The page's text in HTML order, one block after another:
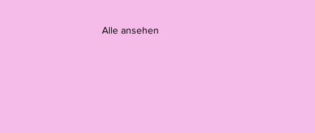
Alle ansehen